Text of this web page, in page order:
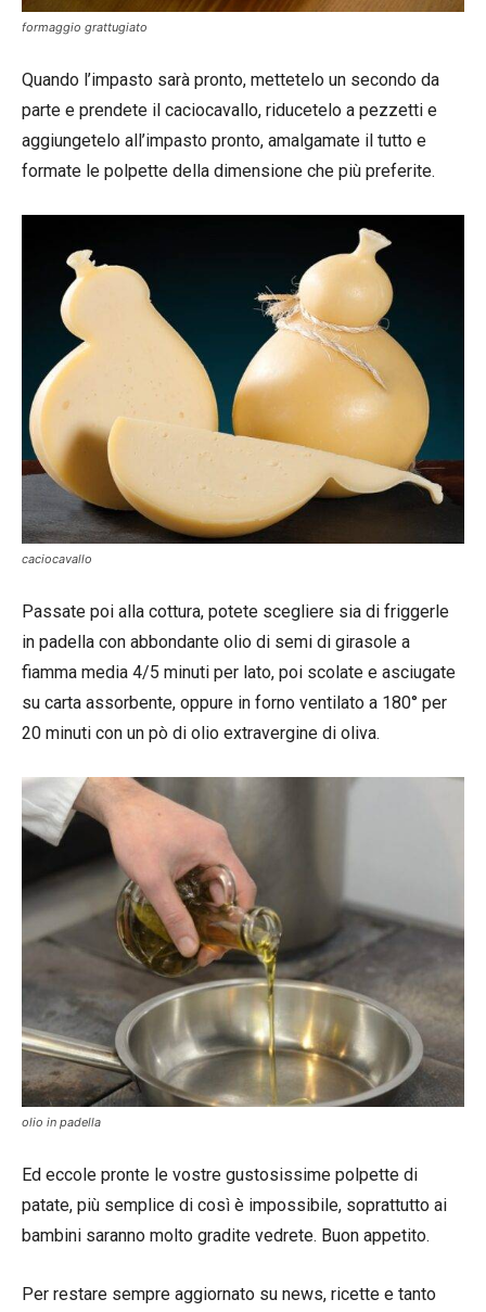
formaggio grattugiato
Quando l’impasto sarà pronto, mettetelo un secondo da
parte e prendete il caciocavallo, riducetelo a pezzetti e
aggiungetelo all’impasto pronto, amalgamate il tutto e
formate le polpette della dimensione che più preferite.
caciocavallo
Passate poi alla cottura, potete scegliere sia di friggerle
in padella con abbondante olio di semi di girasole a
fiamma media 4/5 minuti per lato, poi scolate e asciugate
su carta assorbente, oppure in forno ventilato a 180° per
20 minuti con un pò di olio extravergine di oliva.
olio in padella
Ed eccole pronte le vostre gustosissime polpette di
patate, più semplice di così è impossibile, soprattutto ai
bambini saranno molto gradite vedrete. Buon appetito.
Per restare sempre aggiornato su news, ricette e tanto